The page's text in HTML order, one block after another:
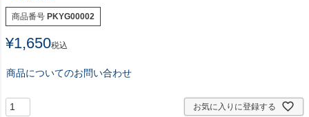
商品番号 PKYG00002
¥1,650税込
商品についてのお問い合わせ
お気に入りに登録する